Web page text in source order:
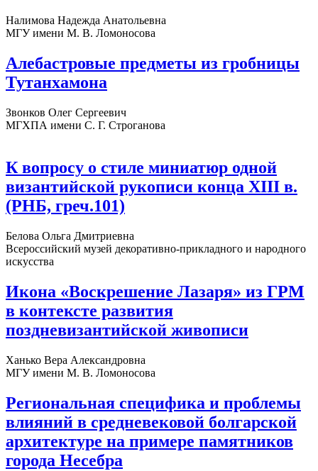
Налимова Надежда Анатольевна
МГУ имени М. В. Ломоносова
Алебастровые предметы из гробницы
Тутанхамона
Звонков Олег Сергеевич
МГХПА имени С. Г. Строганова
К вопросу о стиле миниатюр одной
византийской рукописи конца XIII в.
(РНБ, греч.101)
Белова Ольга Дмитриевна
Всероссийский музей декоративно-прикладного и народного
искусства
Икона «Воскрешение Лазаря» из ГРМ
в контексте развития
поздневизантийской живописи
Ханько Вера Александровна
МГУ имени М. В. Ломоносова
Региональная специфика и проблемы
влияний в средневековой болгарской
архитектуре на примере памятников
города Несебра